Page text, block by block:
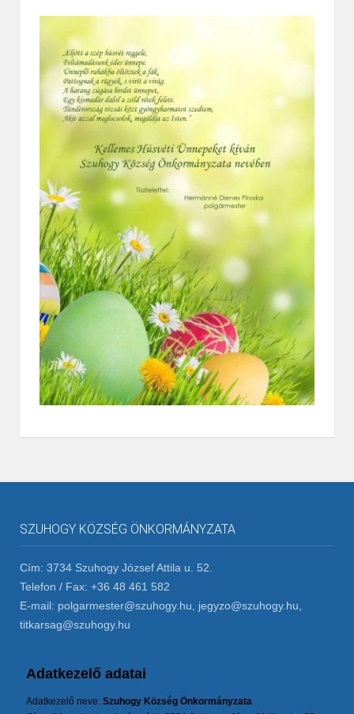
SZUHOGY KÖZSÉG ÖNKORMÁNYZATA
Cím: 3734 Szuhogy József Attila u. 52.
Telefon / Fax: +36 48 461 582
E-mail: polgarmester@szuhogy.hu, jegyzo@szuhogy.hu,
titkarsag@szuhogy.hu